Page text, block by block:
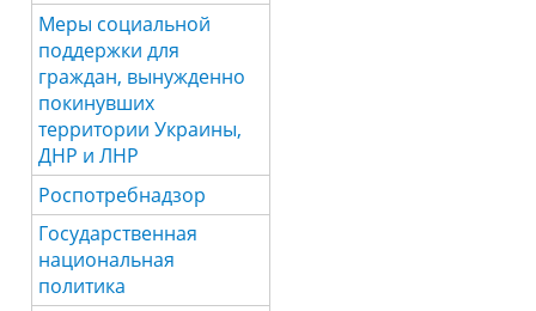
Меры социальной
поддержки для
граждан, вынужденно
покинувших
территории Украины,
ДНР и ЛНР
Роспотребнадзор
Государственная
национальная
политика